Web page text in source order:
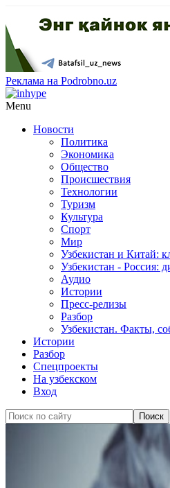
Реклама на Podrobno.uz
Menu
Новости
Политика
Экономика
Общество
Происшествия
Технологии
Туризм
Культура
Спорт
Мир
Узбекистан и Китай:
Узбекистан - Россия:
Аудио
Истории
Пресс-релизы
Разбор
Узбекистан. Факты,
Истории
Разбор
Спецпроекты
На узбекском
Вход